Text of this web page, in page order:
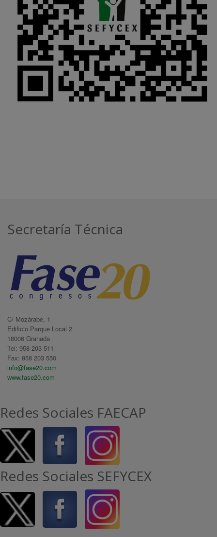
Secretaría Técnica
C/ Mozárabe, 1
Edificio Parque Local 2
18006 Granada
Tel: 958 203 511
Fax: 958 203 550
info@fase20.com
www.fase20.com
Redes Sociales FAECAP
Redes Sociales SEFYCEX